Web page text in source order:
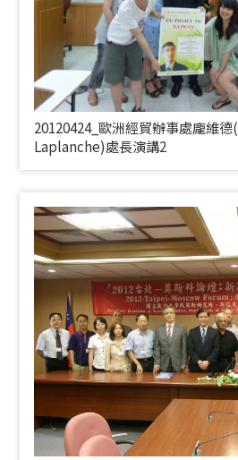
20120424_歐洲經貿辦事處龐維德(
Laplanche)處長演講2